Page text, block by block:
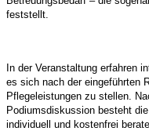
feststellt.
In der Veranstaltung erfahren
es sich nach der eingeführten
Pflegeleistungen zu stellen.
Podiumsdiskussion besteht
individuell und kostenfrei